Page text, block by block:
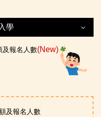
學
及報名人數(New)
及報名人數